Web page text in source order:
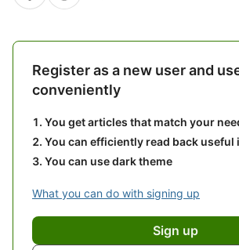
Register as a new user and
conveniently
You get articles that match your
You can efficiently read back
You can use dark theme
What you can do with signing up
Sign up